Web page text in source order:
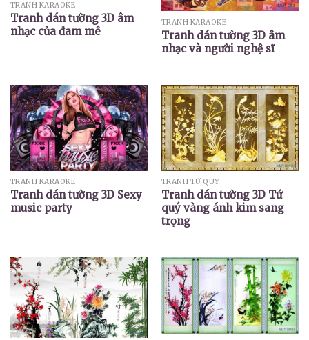
TRANH KARAOKE
Tranh dán tường 3D âm
nhạc của đam mê
TRANH KARAOKE
Tranh dán tường 3D âm
nhạc và người nghệ sĩ
TRANH KARAOKE
Tranh dán tường 3D Sexy
music party
TRANH TỨ QÚY
Tranh dán tường 3D Tứ
quý vàng ánh kim sang
trọng